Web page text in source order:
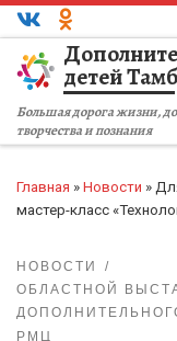
Перейти к
детей
Большая дорога жизни,
творчества и познания
Главная » Новости »
мастер-класс
НОВОСТИ
ОБЛАСТНОЙ
РМЦ